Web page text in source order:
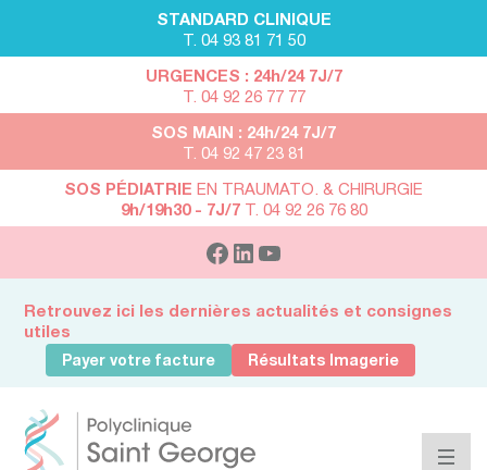
STANDARD CLINIQUE
T. 04 93 81 71 50
URGENCES : 24h/24 7J/7
T. 04 92 26 77 77
SOS MAIN : 24h/24 7J/7
T. 04 92 47 23 81
SOS PÉDIATRIE EN TRAUMATO. & CHIRURGIE
9h/19h30 - 7J/7T. 04 92 26 76 80
Retrouvez ici les dernières actualités et consignes
utiles
Payer votre facture Résultats Imagerie